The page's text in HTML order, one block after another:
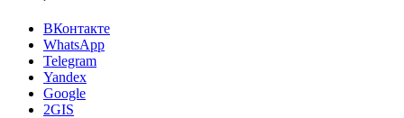
ВКонтакте
WhatsApp
Telegram
Yandex
Google
2GIS